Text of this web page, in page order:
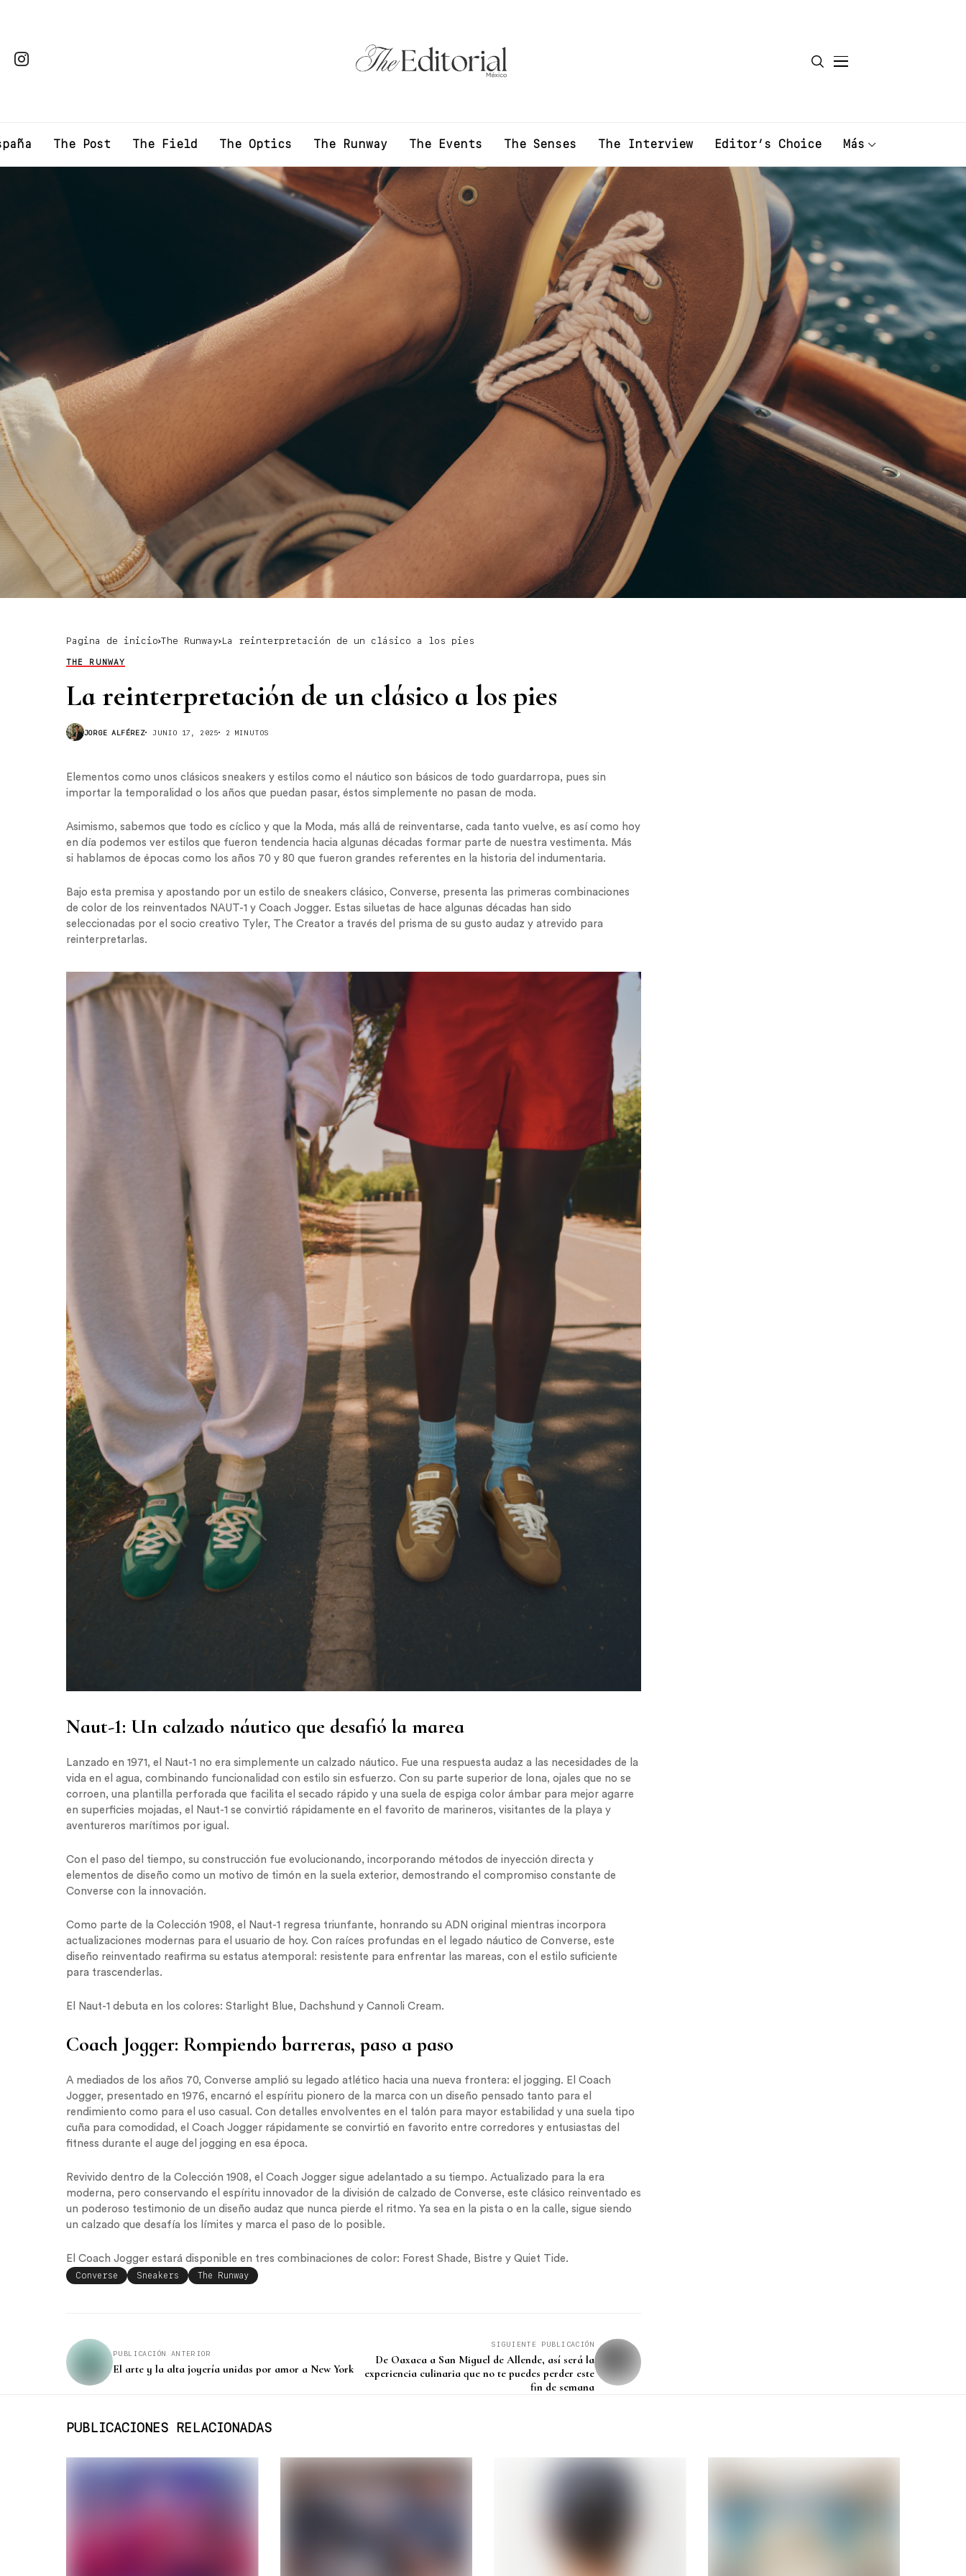
The Post The Field The Optics The Runway The Events The Senses The Interview Editor’s Choice Más
Pagina de inicio The Runway La reinterpretación de un clásico a los pies
THE RUNWAY
La reinterpretación de un clásico a los pies
JORGE ALFÉREZ JUNIO 17, 2025 2 MINUTOS
Elementos como unos clásicos sneakers y estilos como el náutico son básicos de todo guardarropa, pues sin
importar la temporalidad o los años que puedan pasar, éstos simplemente no pasan de moda.
Asimismo, sabemos que todo es cíclico y que la Moda, más allá de reinventarse, cada tanto vuelve, es así como hoy
en día podemos ver estilos que fueron tendencia hacia algunas décadas formar parte de nuestra vestimenta. Más
si hablamos de épocas como los años 70 y 80 que fueron grandes referentes en la historia del indumentaria.
Bajo esta premisa y apostando por un estilo de sneakers clásico, Converse, presenta las primeras combinaciones
de color de los reinventados NAUT-1 y Coach Jogger. Estas siluetas de hace algunas décadas han sido
seleccionadas por el socio creativo Tyler, The Creator a través del prisma de su gusto audaz y atrevido para
reinterpretarlas.
Naut-1: Un calzado náutico que desafió la marea
Lanzado en 1971, el Naut-1 no era simplemente un calzado náutico. Fue una respuesta audaz a las necesidades de la
vida en el agua, combinando funcionalidad con estilo sin esfuerzo. Con su parte superior de lona, ojales que no se
corroen, una plantilla perforada que facilita el secado rápido y una suela de espiga color ámbar para mejor agarre
en superficies mojadas, el Naut-1 se convirtió rápidamente en el favorito de marineros, visitantes de la playa y
aventureros marítimos por igual.
Con el paso del tiempo, su construcción fue evolucionando, incorporando métodos de inyección directa y
elementos de diseño como un motivo de timón en la suela exterior, demostrando el compromiso constante de
Converse con la innovación.
Como parte de la Colección 1908, el Naut-1 regresa triunfante, honrando su ADN original mientras incorpora
actualizaciones modernas para el usuario de hoy. Con raíces profundas en el legado náutico de Converse, este
diseño reinventado reafirma su estatus atemporal: resistente para enfrentar las mareas, con el estilo suficiente
para trascenderlas.
El Naut-1 debuta en los colores: Starlight Blue, Dachshund y Cannoli Cream.
Coach Jogger: Rompiendo barreras, paso a paso
A mediados de los años 70, Converse amplió su legado atlético hacia una nueva frontera: el jogging. El Coach
Jogger, presentado en 1976, encarnó el espíritu pionero de la marca con un diseño pensado tanto para el
rendimiento como para el uso casual. Con detalles envolventes en el talón para mayor estabilidad y una suela tipo
cuña para comodidad, el Coach Jogger rápidamente se convirtió en favorito entre corredores y entusiastas del
fitness durante el auge del jogging en esa época.
Revivido dentro de la Colección 1908, el Coach Jogger sigue adelantado a su tiempo. Actualizado para la era
moderna, pero conservando el espíritu innovador de la división de calzado de Converse, este clásico reinventado es
un poderoso testimonio de un diseño audaz que nunca pierde el ritmo. Ya sea en la pista o en la calle, sigue siendo
un calzado que desafía los límites y marca el paso de lo posible.
El Coach Jogger estará disponible en tres combinaciones de color: Forest Shade, Bistre y Quiet Tide.
Converse Sneakers The Runway
PUBLICACIÓN ANTERIOR
El arte y la alta joyería unidas por amor a New York
SIGUIENTE PUBLICACIÓN
De Oaxaca a San Miguel de Allende, así será la
experiencia culinaria que no te puedes perder este
fin de semana
PUBLICACIONES RELACIONADAS